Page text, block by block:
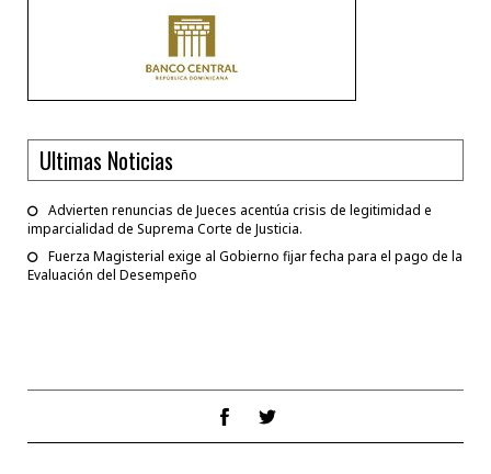
Ultimas Noticias
Advierten renuncias de Jueces acentúa crisis de legitimidad e
imparcialidad de Suprema Corte de Justicia.
Fuerza Magisterial exige al Gobierno fijar fecha para el pago de la
Evaluación del Desempeño